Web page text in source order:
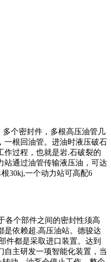
个密封件，多根高压油管几
一根回油管。进油时液压破石
作过程，也就是岩.石破裂的
站通过油管传输液压油，可达
30kj,一个动力站可高配6
各个部件之间的密封性须高
是依赖超.高压油站。德骏达
件都是采取进口装置。达到
自主研发一项智能化装置，当